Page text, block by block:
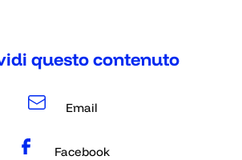
questo contenuto
Email
Facebook